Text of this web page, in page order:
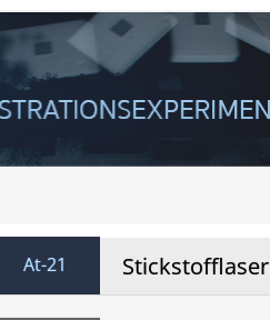
At-21 Stickstofflaser